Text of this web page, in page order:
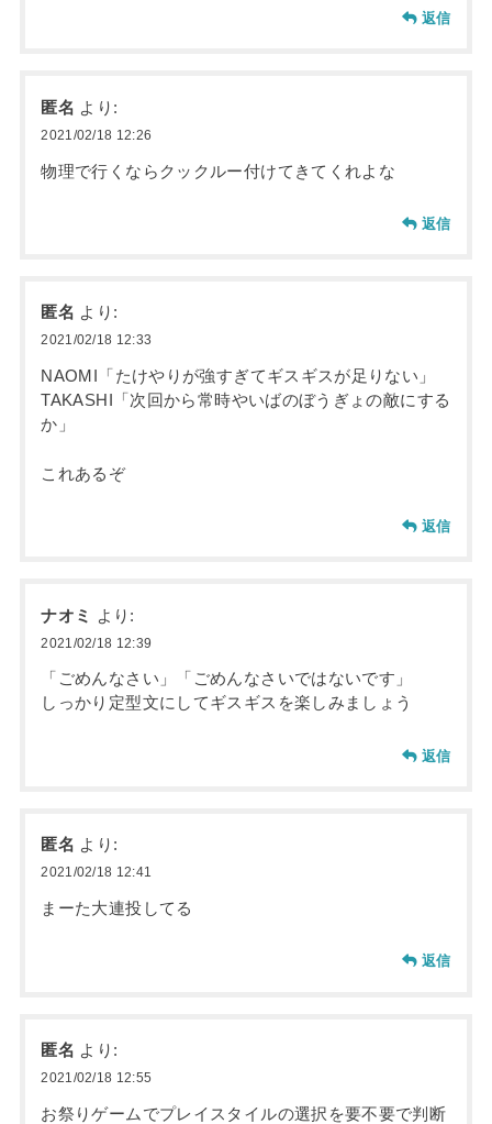
返信
匿名 より:
2021/02/18 12:26
物理で行くならクックルー付けてきてくれよな
返信
匿名 より:
2021/02/18 12:33
NAOMI「たけやりが強すぎてギスギスが足りない」
TAKASHI「次回から常時やいばのぼうぎょの敵にする
か」
これあるぞ
返信
ナオミ より:
2021/02/18 12:39
「ごめんなさい」「ごめんなさいではないです」
しっかり定型文にしてギスギスを楽しみましょう
返信
匿名 より:
2021/02/18 12:41
まーた大連投してる
返信
匿名 より:
2021/02/18 12:55
お祭りゲームでプレイスタイルの選択を要不要で判断